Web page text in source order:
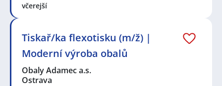
včerejší
Tiskař/ka flexotisku (m/ž) |
Moderní výroba obalů
Obaly Adamec a.s.
Ostrava